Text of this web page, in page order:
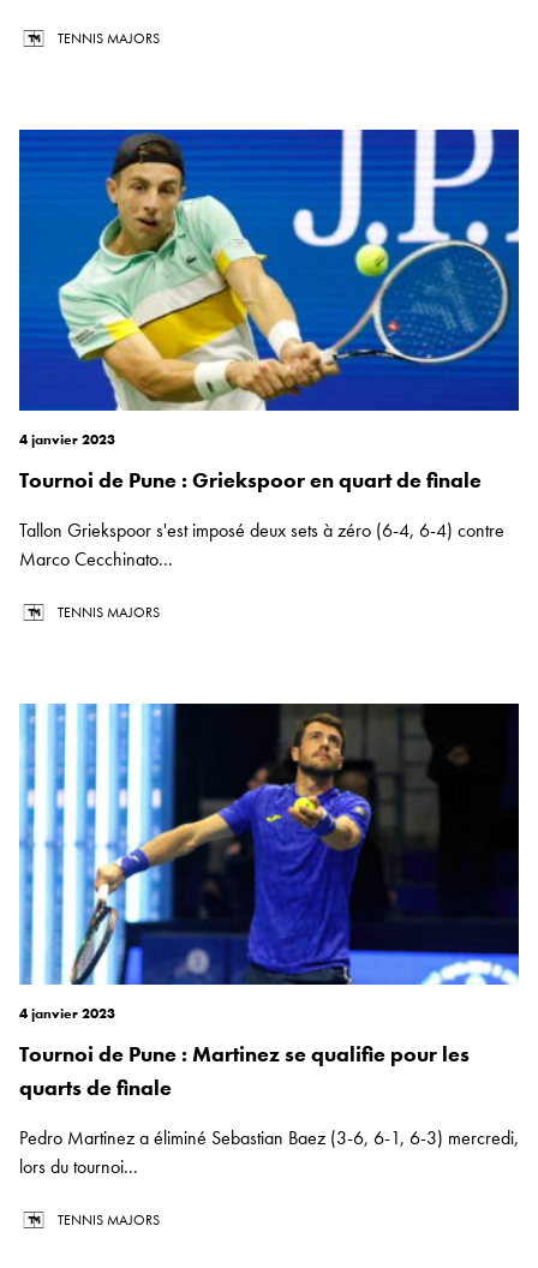
TENNIS MAJORS
4 janvier 2023
Tournoi de Pune : Griekspoor en quart de finale
Tallon Griekspoor s'est imposé deux sets à zéro (6-4, 6-4) contre
Marco Cecchinato...
TENNIS MAJORS
4 janvier 2023
Tournoi de Pune : Martinez se qualifie pour les
quarts de finale
Pedro Martinez a éliminé Sebastian Baez (3-6, 6-1, 6-3) mercredi,
lors du tournoi...
TENNIS MAJORS